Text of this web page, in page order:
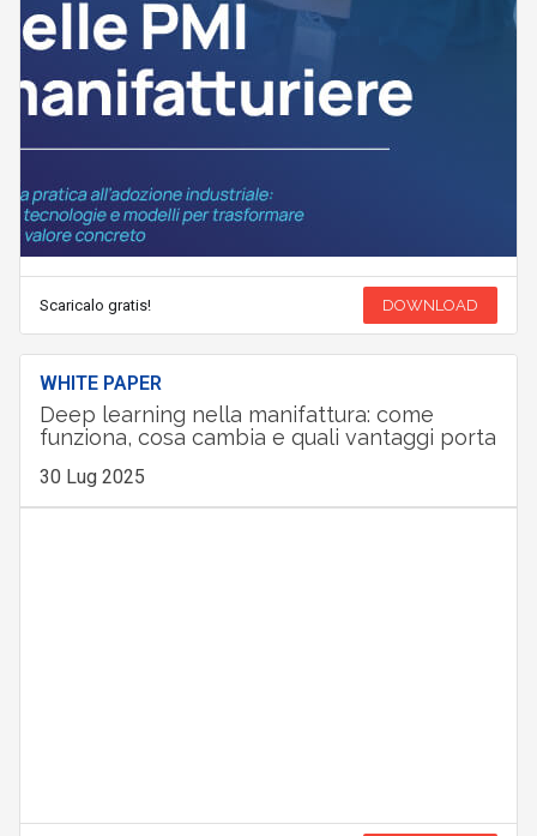
Scaricalo gratis! DOWNLOAD
WHITE PAPER
Deep learning nella manifattura: come
funziona, cosa cambia e quali vantaggi porta
30 Lug 2025